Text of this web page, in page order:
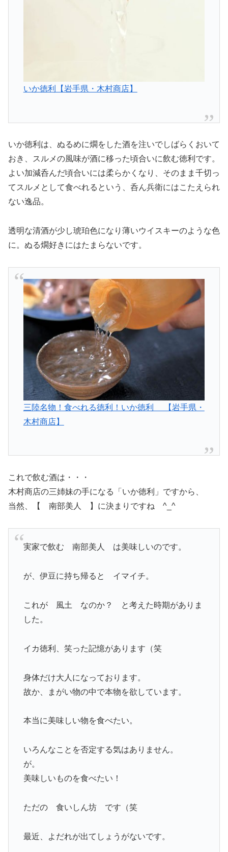
いか徳利【岩手県・木村商店】
いか徳利は、ぬるめに燗をした酒を注いでしばらくおいて
おき、スルメの風味が酒に移った頃合いに飲む徳利です。
よい加減呑んだ頃合いには柔らかくなり、そのまま千切っ
てスルメとして食べれるという、呑ん兵衛にはこたえられ
ない逸品。
透明な清酒が少し琥珀色になり薄いウイスキーのような色
に。ぬる燗好きにはたまらないです。
三陸名物！食べれる徳利！いか徳利 【岩手県・
木村商店】
これで飲む酒は・・・
木村商店の三姉妹の手になる「いか徳利」ですから、
当然、【 南部美人 】に決まりですね ^_^
実家で飲む 南部美人 は美味しいのです。
が、伊豆に持ち帰ると イマイチ。
これが 風土 なのか？ と考えた時期がありま
した。
イカ徳利、笑った記憶があります（笑
身体だけ大人になっております。
故か、まがい物の中で本物を欲しています。
本当に美味しい物を食べたい。
いろんなことを否定する気はありません。
が。
美味しいものを食べたい！
ただの 食いしん坊 です（笑
最近、よだれが出てしょうがないです。